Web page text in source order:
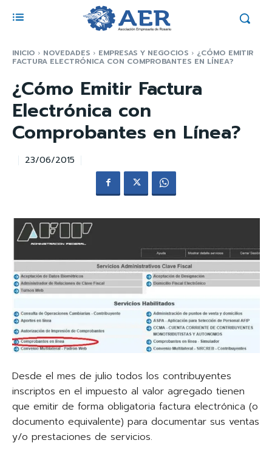
INICIO NOVEDADES EMPRESAS Y NEGOCIOS ¿CÓMO EMITIR
FACTURA ELECTRÓNICA CON COMPROBANTES EN LÍNEA?
¿Cómo Emitir Factura
Electrónica con
Comprobantes en Línea?
23/06/2015
Desde el mes de julio todos los contribuyentes
inscriptos en el impuesto al valor agregado tienen
que emitir de forma obligatoria factura electrónica (o
documento equivalente) para documentar sus ventas
y/o prestaciones de servicios.